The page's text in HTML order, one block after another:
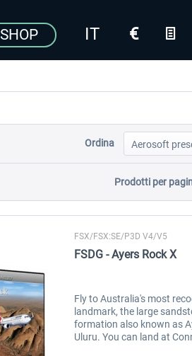
SHOP
Ordina
Prodotti per
FSX/FSX:SE/P3D V4/V5
FSDG - Ayers Rock X
Fly to Australia's most
landmark, the large
formation also known as
Uluru. You can land at